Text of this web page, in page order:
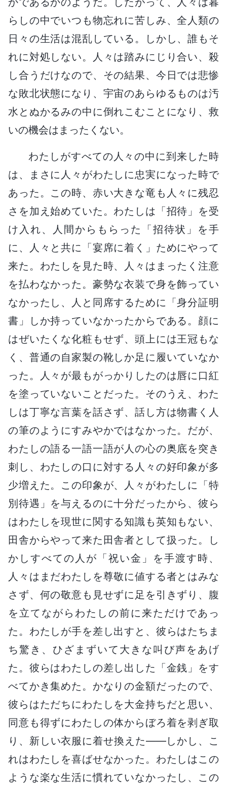
らしの中でいつも物忘れに苦しみ、全人類の
日々の生活は混乱している。しかし、誰もそ
れに対処しない。人々は踏みにじり合い、殺
し合うだけなので、その結果、今日では悲惨
な敗北状態になり、宇宙のあらゆるものは汚
水とぬかるみの中に倒れこむことになり、救
いの機会はまったくない。
わたしがすべての人々の中に到来した時
は、まさに人々がわたしに忠実になった時で
あった。この時、赤い大きな竜も人々に残忍
さを加え始めていた。わたしは「招待」を受
け入れ、人間からもらった「招待状」を手
に、人々と共に「宴席に着く」ためにやって
来た。わたしを見た時、人々はまったく注意
を払わなかった。豪勢な衣装で身を飾ってい
なかったし、人と同席するために「身分証明
書」しか持っていなかったからである。顔に
はぜいたくな化粧もせず、頭上には王冠もな
く、普通の自家製の靴しか足に履いていなか
った。人々が最もがっかりしたのは唇に口紅
を塗っていないことだった。そのうえ、わた
しは丁寧な言葉を話さず、話し方は物書く人
の筆のようにすみやかではなかった。だが、
わたしの語る一語一語が人の心の奥底を突き
刺し、わたしの口に対する人々の好印象が多
少増えた。この印象が、人々がわたしに「特
別待遇」を与えるのに十分だったから、彼ら
はわたしを現世に関する知識も英知もない、
田舎からやって来た田舎者として扱った。し
かしすべての人が「祝い金」を手渡す時、
人々はまだわたしを尊敬に値する者とはみな
さず、何の敬意も見せずに足を引きずり、腹
を立てながらわたしの前に来ただけであっ
た。わたしが手を差し出すと、彼らはたちま
ち驚き、ひざまずいて大きな叫び声をあげ
た。彼らはわたしの差し出した「金銭」をす
べてかき集めた。かなりの金額だったので、
彼らはただちにわたしを大金持ちだと思い、
同意も得ずにわたしの体からぼろ着を剥ぎ取
り、新しい衣服に着せ換えた――しかし、こ
れはわたしを喜ばせなかった。わたしはこの
ような楽な生活に慣れていなかったし、この